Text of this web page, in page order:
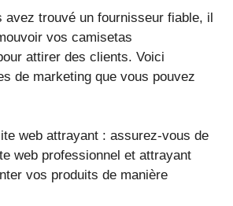
avez trouvé un fournisseur fiable, il
vos camisetas
attirer des clients. Voici
de marketing que vous pouvez
web attrayant : assurez-vous de
web professionnel et attrayant
vos produits de manière